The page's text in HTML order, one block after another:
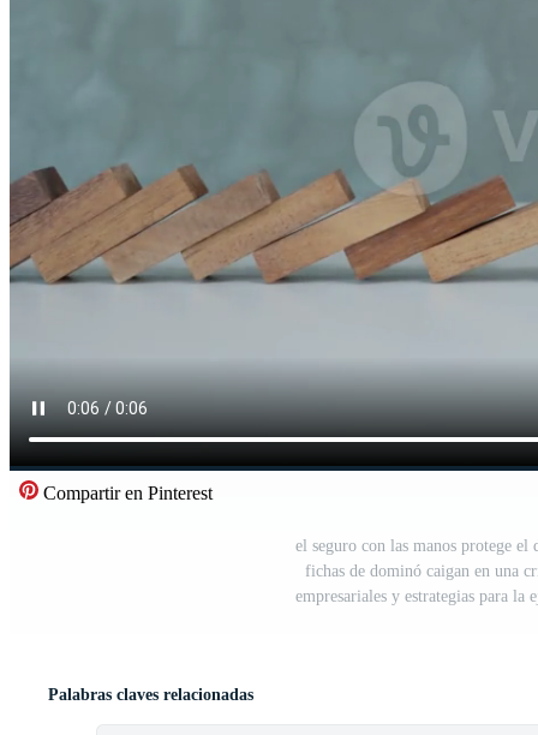
Compartir en Pinterest
el seguro con las manos protege el
fichas de dominó caigan en una
empresariales y estrategias para la
Palabras claves relacionadas